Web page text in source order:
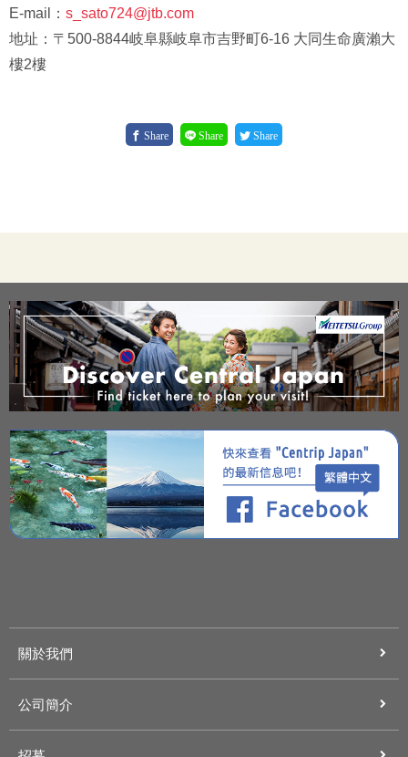
E-mail： s_sato724@jtb.com
地址：〒500-8844岐阜縣岐阜市吉野町6-16 大同生命廣瀨大
樓2樓
Share Share Share
關於我們
公司簡介